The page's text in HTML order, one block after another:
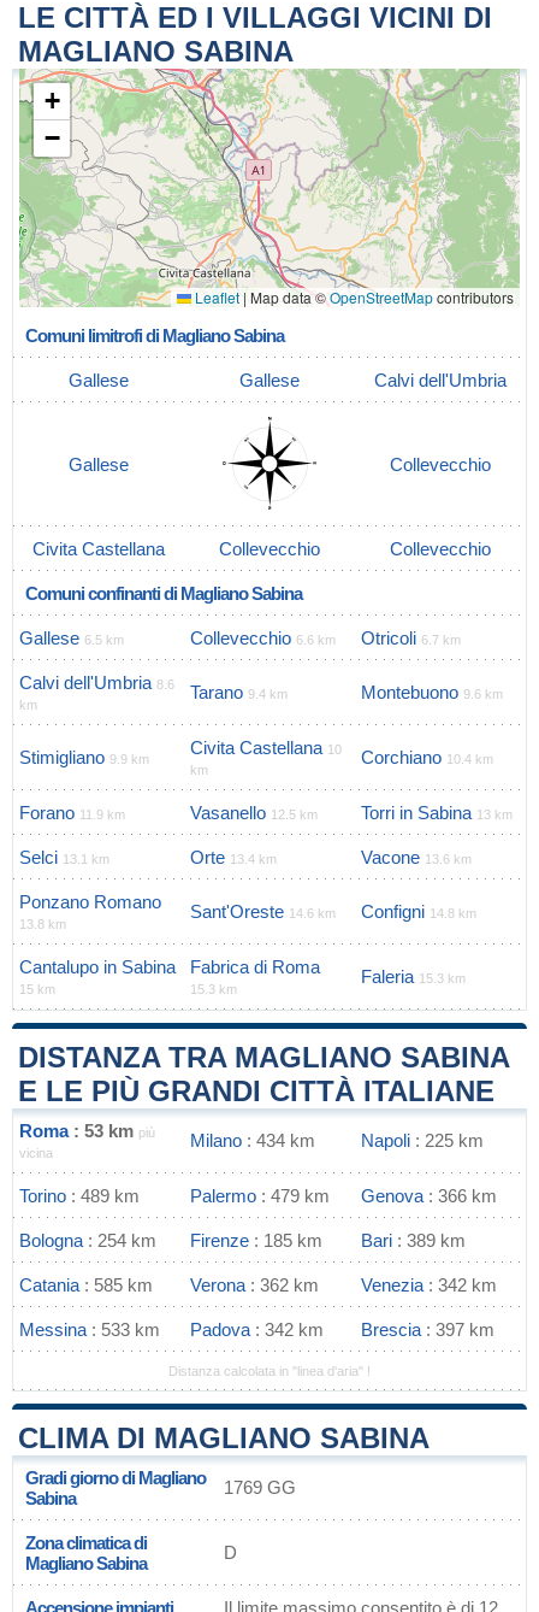
LE CITTÀ ED I VILLAGGI VICINI DI
MAGLIANO SABINA
+
−
Leaflet | Map data ©OpenStreetMapcontributors
Comuni limitrofi di Magliano Sabina
Gallese Gallese Calvi dell'Umbria
Gallese Collevecchio
Civita Castellana Collevecchio Collevecchio
Comuni confinanti di Magliano Sabina
Gallese 6.5 km Collevecchio 6.6 km Otricoli 6.7 km
Calvi dell'Umbria 8.6
km
Tarano 9.4 km Montebuono 9.6 km
Stimigliano 9.9 km
Civita Castellana 10
km
Corchiano 10.4 km
Forano 11.9 km Vasanello 12.5 km Torri in Sabina 13 km
Selci 13.1 km Orte 13.4 km Vacone 13.6 km
Ponzano Romano
13.8 km
Sant'Oreste 14.6 km Configni 14.8 km
Cantalupo in Sabina
15 km
Fabrica di Roma
15.3 km
Faleria 15.3 km
DISTANZA TRA MAGLIANO SABINA
E LE PIÙ GRANDI CITTÀ ITALIANE
Roma: 53 km più
vicina
Milano : 434 km Napoli : 225 km
Torino : 489 km Palermo : 479 km Genova : 366 km
Bologna : 254 km Firenze : 185 km Bari : 389 km
Catania : 585 km Verona : 362 km Venezia : 342 km
Messina : 533 km Padova : 342 km Brescia : 397 km
Distanza calcolata in "linea d'aria" !
CLIMA DI MAGLIANO SABINA
Gradi giorno di Magliano
Sabina
1769 GG
Zona climatica di
Magliano Sabina
D
Accensione impianti Il limite massimo consentito è di 12